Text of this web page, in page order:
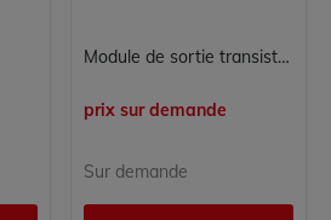
Module de sortie transistor Omron C200H-OD411 - 8 sorties NPN 12-48V DC 1A pour automate C200H et CS1
prix sur demande
Sur demande